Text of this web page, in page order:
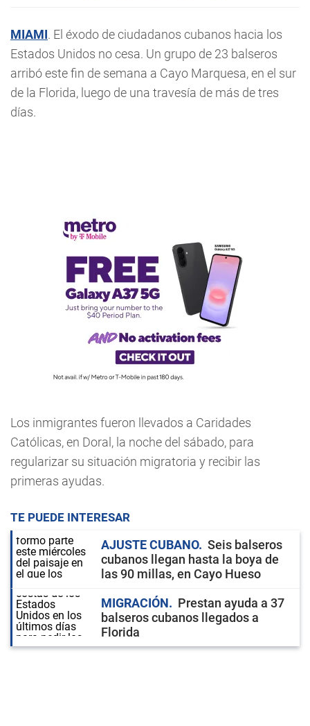
MIAMI. El éxodo de ciudadanos cubanos hacia los
Estados Unidos no cesa. Un grupo de 23 balseros
arribó este fin de semana a Cayo Marquesa, en el sur
de la Florida, luego de una travesía de más de tres
días.
Los inmigrantes fueron llevados a Caridades
Católicas, en Doral, la noche del sábado, para
regularizar su situación migratoria y recibir las
primeras ayudas.
TE PUEDE INTERESAR
AJUSTE CUBANO
Seis balseros
cubanos llegan hasta la boya de
las 90 millas, en Cayo Hueso
MIGRACIÓN
Prestan ayuda a 37
balseros cubanos llegados a
Florida